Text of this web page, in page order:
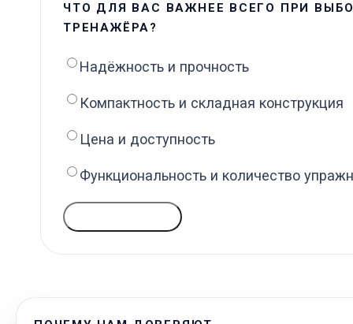
ЧТО ДЛЯ ВАС ВАЖНЕЕ ВСЕГО ПРИ
ТРЕНАЖЁРА?
Надёжность и прочность
Компактность и складная конструкция
Цена и доступность
Функциональность и количество